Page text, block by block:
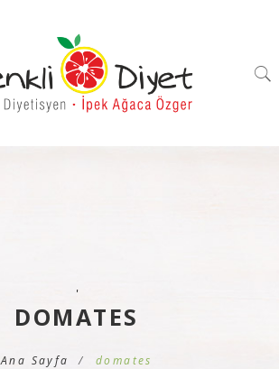
'
DOMATES
Ana Sayfa domates